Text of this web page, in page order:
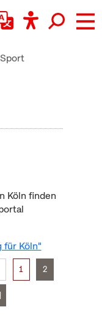
Köln finden
für Köln"
1 2